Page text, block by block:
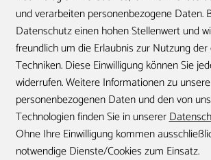
Versorgungsbereiche
Standorte Karriere
und verarbeiten personenbezogene Daten.
Datenschutz einen hohen Stellenwert und
freundlich um die Erlaubnis zur Nutzung
Techniken. Diese Einwilligung können Sie
widerrufen. Weitere Informationen zu
personenbezogenen Daten und den von
Technologien finden Sie in unserer
Ohne Ihre Einwilligung kommen
notwendige Dienste/Cookies zum Einsatz.